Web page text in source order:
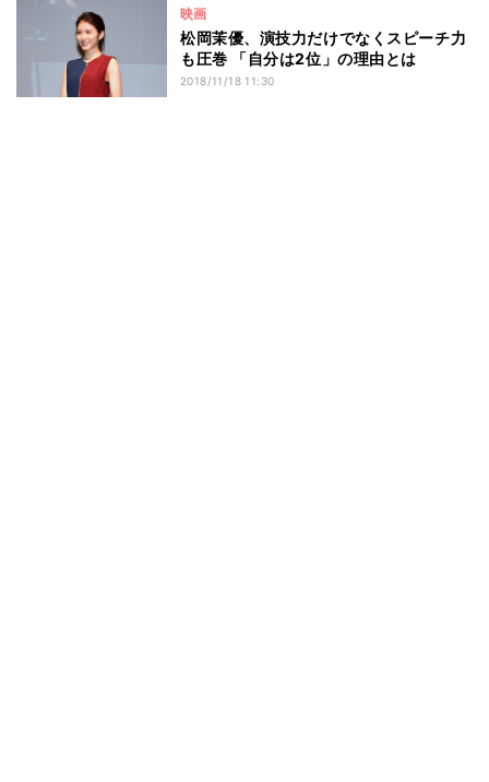
映画
松岡茉優、演技力だけでなくスピーチ力
も圧巻 「自分は2位」の理由とは
2018/11/18 11:30